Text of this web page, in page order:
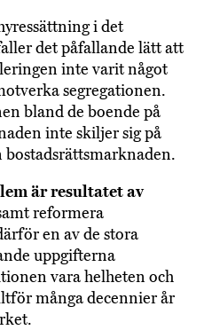
i det
det påfallande lätt att
inte varit något
segregationen.
bland de boende på
inte skiljer sig på
är resultatet av
reformera
en av de stora
uppgifterna
vara helheten och
många decennier år